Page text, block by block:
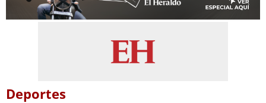
Deportes